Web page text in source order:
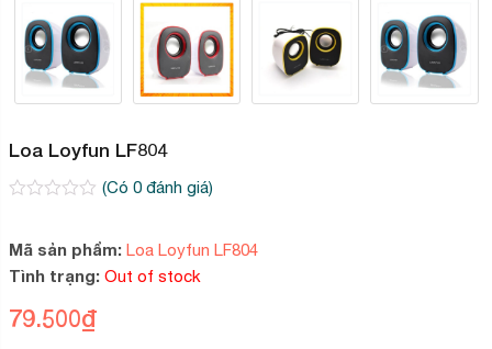
Loa Loyfun LF804
5
dựa
trên
giá
(Có 0đánh giá)
Mã sản phẩm: Loa Loyfun LF804
Tình trạng: Out of stock
79.500₫